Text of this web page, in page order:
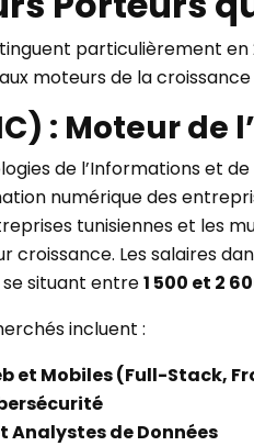
particulièrement
moteurs de la
: Moteur de
de l’Informations et
numérique des
tunisiennes et les
croissance. Les salaires
situant entre1 500 et 2
incluent :
et Mobiles (Full-Stack,
Analystes de Données